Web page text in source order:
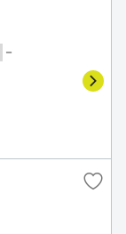
－